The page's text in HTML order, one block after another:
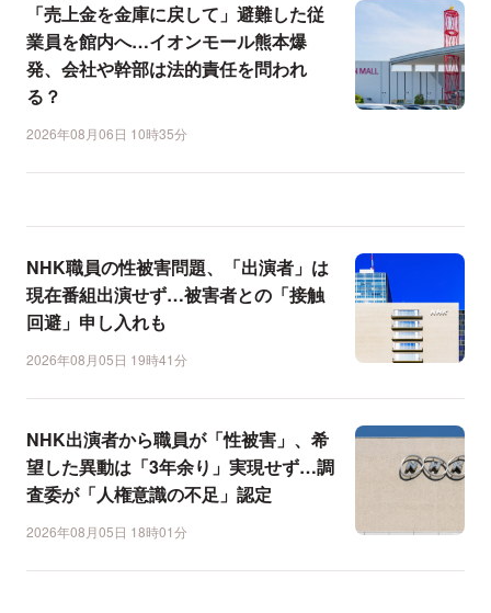
「売上金を金庫に戻して」避難した従
業員を館内へ…イオンモール熊本爆
発、会社や幹部は法的責任を問われ
る？
2026年08月06日 10時35分
NHK職員の性被害問題、「出演者」は
現在番組出演せず…被害者との「接触
回避」申し入れも
2026年08月05日 19時41分
NHK出演者から職員が「性被害」、希
望した異動は「3年余り」実現せず…調
査委が「人権意識の不足」認定
2026年08月05日 18時01分